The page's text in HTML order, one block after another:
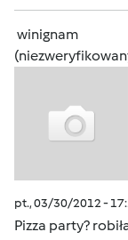
winignam
pt., 03/30/2012 -
Pizza party?